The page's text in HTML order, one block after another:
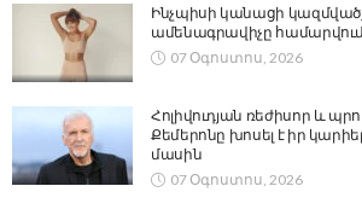
Ինչպիսի կանացի
ամենագրավիչը
07 Օգոստոս, 2026
Հոլիվուդյան ռեժիսոր և
Քեմերոնը խոսել է իր
մասին
07 Օգոստոս, 2026